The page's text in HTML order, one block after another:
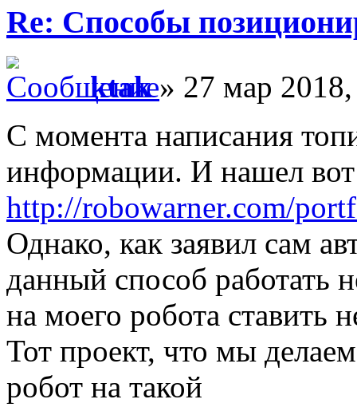
Re: Способы
ktak» 27 мар
С момента написания
информации. И нашел вот
http://robowarner.com/
Однако, как заявил сам
данный способ работать
на моего робота ставить
Тот проект, что мы
робот на такой